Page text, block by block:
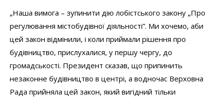
„Наша вимога – зупинити дію лобістського закону „Про
регулювання містобудівної діяльності”. Ми хочемо, аби
цей закон відмінили, і коли приймали рішення про
будівництво, прислухалися, у першу чергу, до
громадськості. Президент сказав, що припинить
незаконне будівництво в центрі, а водночас Верховна
Рада прийняла цей закон, який вигідний тільки